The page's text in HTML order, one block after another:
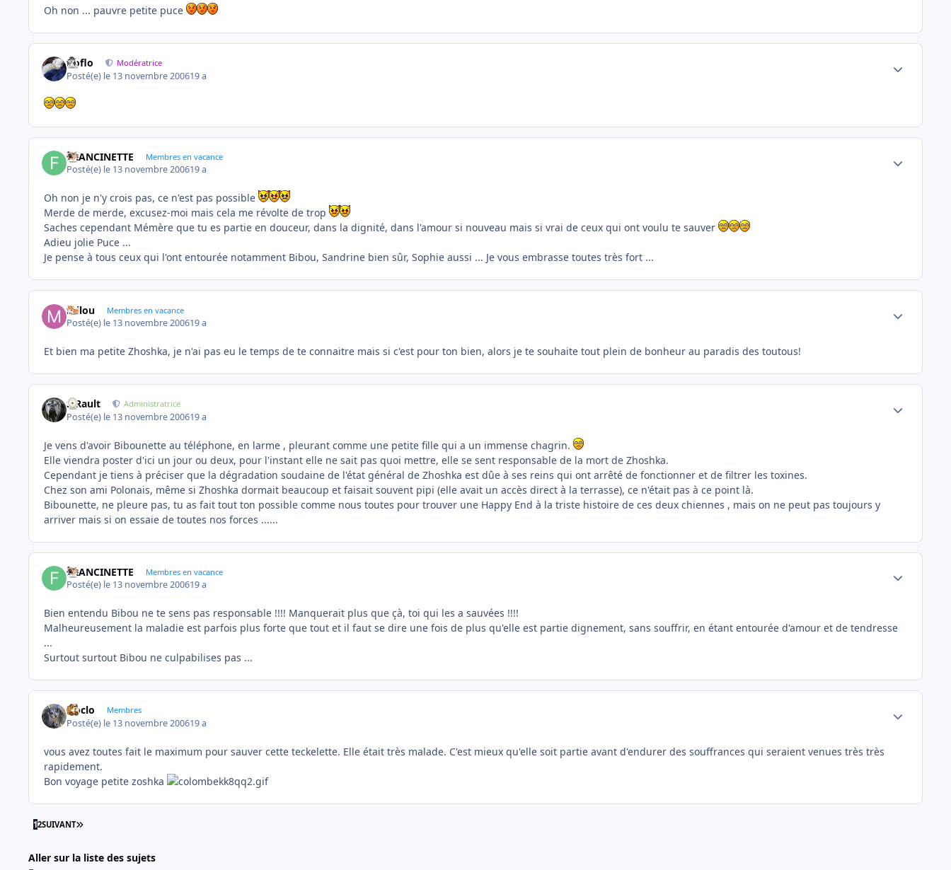
Oh non ... pauvre petite puce
floflo Modératrice
Posté(e) le 13 novembre 200619 a
FRANCINETTE Membres en vacance
Posté(e) le 13 novembre 200619 a
Oh non je n'y crois pas, ce n'est pas possible
Merde de merde, excusez-moi mais cela me révolte de trop
Saches cependant Mémère que tu es partie en douceur, dans la dignité, dans l'amour si nouveau mais si vrai de ceux qui ont voulu te sauver
Adieu jolie Puce ...
Je pense à tous ceux qui l'ont entourée notamment Bibou, Sandrine bien sûr, Sophie aussi ... Je vous embrasse toutes très fort ...
milou Membres en vacance
Posté(e) le 13 novembre 200619 a
Et bien ma petite Zhoshka, je n'ai pas eu le temps de te connaitre mais si c'est pour ton bien, alors je te souhaite tout plein de bonheur au paradis des toutous!
S.Rault Administratrice
Posté(e) le 13 novembre 200619 a
Je vens d'avoir Bibounette au téléphone, en larme , pleurant comme une petite fille qui a un immense chagrin.
Elle viendra poster d'ici un jour ou deux, pour l'instant elle ne sait pas quoi mettre, elle se sent responsable de la mort de Zhoshka.
Cependant je tiens à préciser que la dégradation soudaine de l'état général de Zhoshka est dûe à ses reins qui ont arrêté de fonctionner et de filtrer les toxines.
Chez son ami Polonais, même si Zhoshka dormait beaucoup et faisait souvent pipi (elle avait un accès direct à la terrasse), ce n'était pas à ce point là.
Bibounette, ne pleure pas, tu as fait tout ton possible comme nous toutes pour trouver une Happy End à la triste histoire de ces deux chiennes , mais on ne peut pas toujours y
arriver mais si on essaie de toutes nos forces ......
FRANCINETTE Membres en vacance
Posté(e) le 13 novembre 200619 a
Bien entendu Bibou ne te sens pas responsable !!!! Manquerait plus que çà, toi qui les a sauvées !!!!
Malheureusement la maladie est parfois plus forte que tout et il faut se dire une fois de plus qu'elle est partie dignement, sans souffrir, en étant entourée d'amour et de tendresse
...
Surtout surtout Bibou ne culpabilises pas ...
cloclo Membres
Posté(e) le 13 novembre 200619 a
vous avez toutes fait le maximum pour sauver cette teckelette. Elle était très malade. C'est mieux qu'elle soit partie avant d'endurer des souffrances qui seraient venues très très
rapidement.
Bon voyage petite zoshka
12SUIVANT DERNIÈRE PAGE
Aller sur la liste des sujets